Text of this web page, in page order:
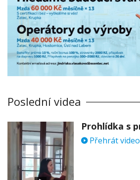
Poslední videa
Přehrát video